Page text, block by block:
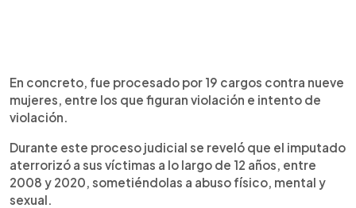
En concreto, fue procesado por 19 cargos contra nueve
mujeres, entre los que figuran violación e intento de
violación.
Durante este proceso judicial se reveló que el imputado
aterrorizó a sus víctimas a lo largo de 12 años, entre
2008 y 2020, sometiéndolas a abuso físico, mental y
sexual.